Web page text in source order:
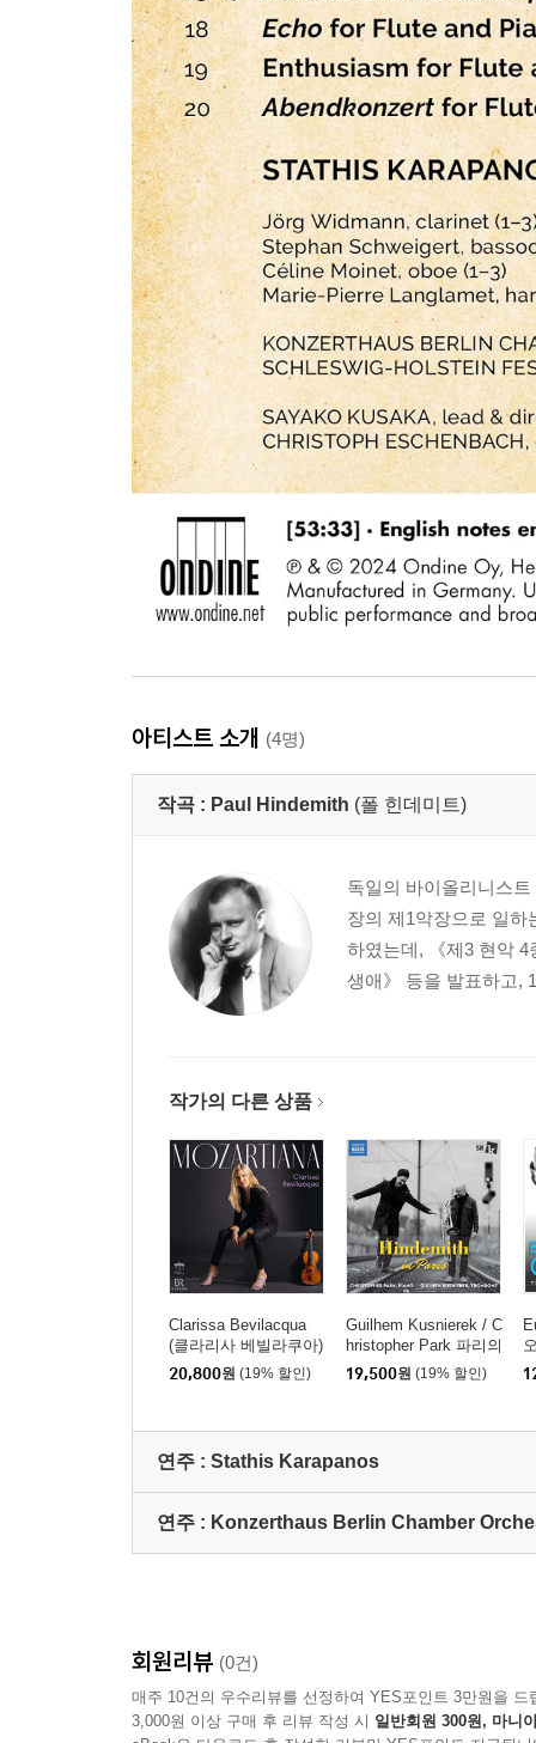
아티스트 소개 (4명)
작곡 : Paul Hindemith (폴 힌데미트)
독일의 바이올리니스
장의 제1악장으로 일하
하였는데, 《제3 현악
생애》 등을 발표하고,
작가의 다른 상품
Clarissa Bevilacqua
(클라리사 베빌라쿠아)
- 모차르티아나 (Mozart
iana)
20,800원 (19% 할인)
Guilhem Kusnierek / C
hristopher Park 파리의
힌데미트 (Hindemith In
Paris: Works For Trom
19,500원 (19% 할인)
연주 : Stathis Karapanos
연주 : Konzerthaus Berlin Chamber
회원리뷰 (0건)
매주 10건의 우수리뷰를 선정하여 YES포인트 3만원을 드
3,000원 이상 구매 후 리뷰 작성 시 일반회원 300원, 마니